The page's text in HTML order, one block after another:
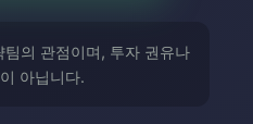
의 관점이며, 투자 권유나
아닙니다.